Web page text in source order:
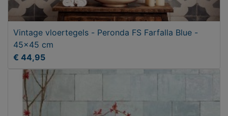
Vintage vloertegels - Peronda FS Farfalla Blue -
45x45 cm
€ 44,95